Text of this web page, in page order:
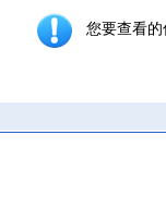
您要查看